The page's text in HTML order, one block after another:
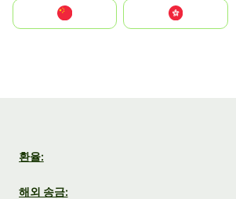
中國香港特別行政區
환율:
해외 송금: